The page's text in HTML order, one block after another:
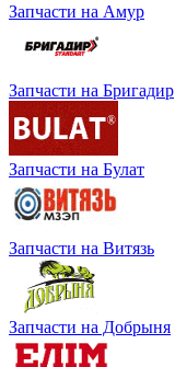
Запчасти на Амур
Запчасти на Бригадир
Запчасти на Булат
Запчасти на Витязь
Запчасти на Добрыня